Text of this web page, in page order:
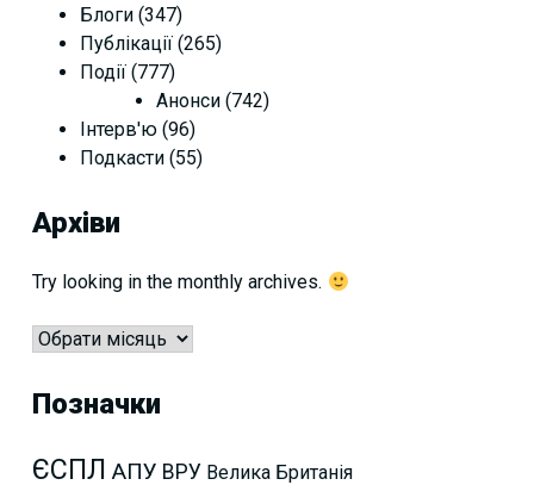
Блоги (347)
Публікації (265)
Події (777)
Анонси (742)
Інтерв'ю (96)
Подкасти (55)
Архіви
Try looking in the monthly archives.
Архіви
Позначки
ЄСПЛ АПУ ВРУ Велика Британія